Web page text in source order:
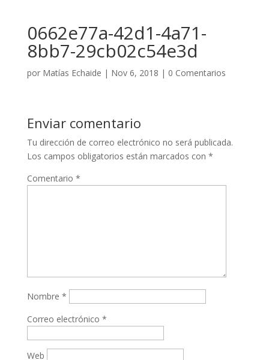
0662e77a-42d1-4a71-
8bb7-29cb02c54e3d
por Matías Echaide | Nov 6, 2018 | 0 Comentarios
Enviar comentario
Tu dirección de correo electrónico no será publicada.
Los campos obligatorios están marcados con *
Comentario *
Nombre *
Correo electrónico *
Web